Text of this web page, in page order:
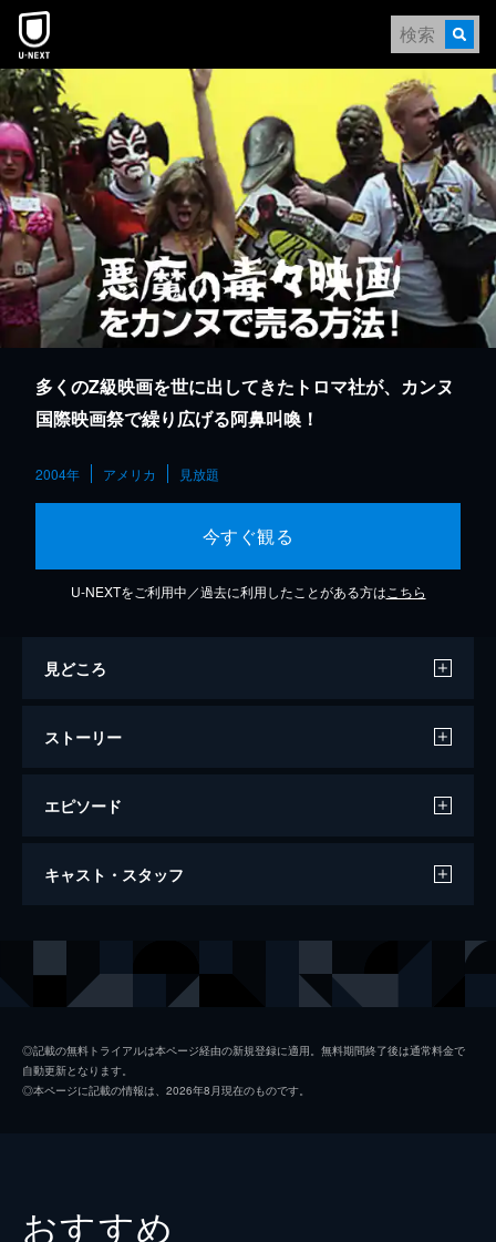
本文へスキップ
多くのZ級映画を世に出してきたトロマ社が、カンヌ
国際映画祭で繰り広げる阿鼻叫喚！
2004年 アメリカ 見放題
今すぐ観る
U-NEXTをご利用中／過去に利用したことがある方は こちら
見どころ
ストーリー
エピソード
悪魔の毒々映画をカンヌで売る方法！
キャスト・スタッフ
クエンティン・タランティーノ
◎記載の無料トライアルは本ページ経由の新規登録に適用。無料期間終了後は通常料金で
自動更新となります。
◎本ページに記載の情報は、2026年8月現在のものです。
おすすめ